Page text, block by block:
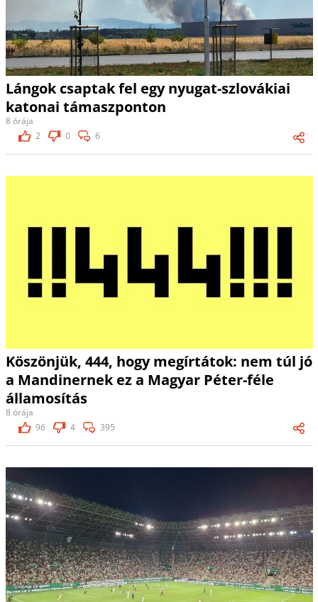
Lángok csaptak fel egy nyugat-szlovákiai
katonai támaszponton
8 órája
2
0 6
Köszönjük, 444, hogy megírtátok: nem túl jó
a Mandinernek ez a Magyar Péter-féle
államosítás
8 órája
96
4 395